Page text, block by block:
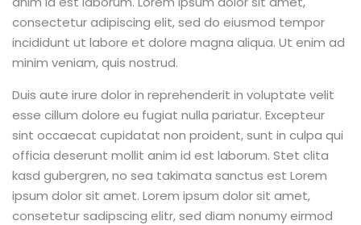
consectetur adipiscing elit, sed do eiusmod tempor
incididunt ut labore et dolore magna aliqua. Ut enim ad
minim veniam, quis nostrud.
Duis aute irure dolor in reprehenderit in voluptate velit
esse cillum dolore eu fugiat nulla pariatur. Excepteur
sint occaecat cupidatat non proident, sunt in culpa qui
officia deserunt mollit anim id est laborum. Stet clita
kasd gubergren, no sea takimata sanctus est Lorem
ipsum dolor sit amet. Lorem ipsum dolor sit amet,
consetetur sadipscing elitr, sed diam nonumy eirmod